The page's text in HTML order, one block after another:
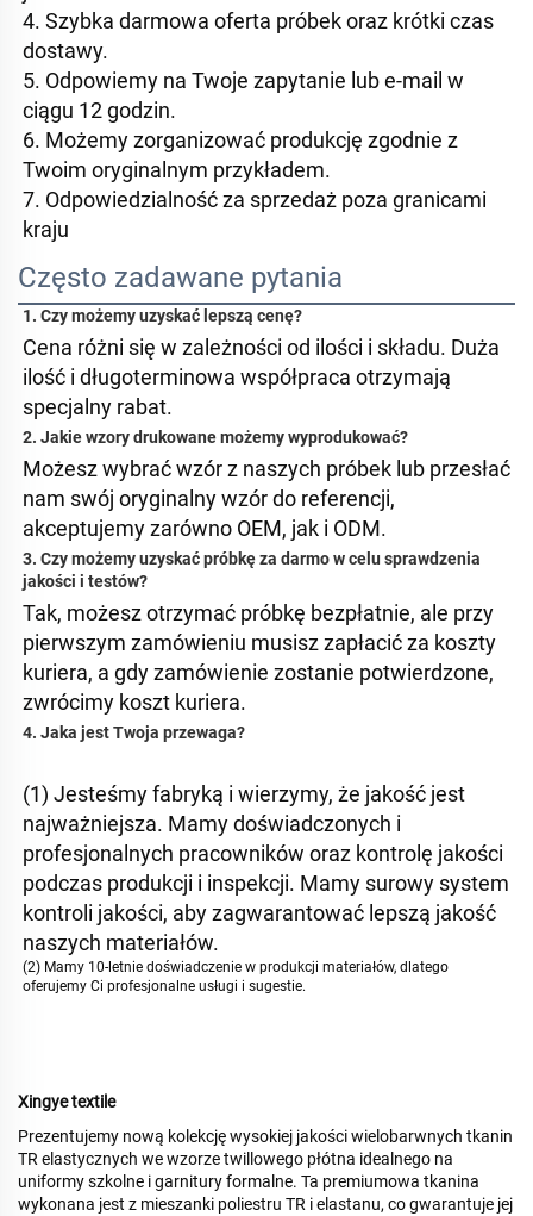
4. Szybka darmowa oferta próbek oraz krótki czas
dostawy.
5. Odpowiemy na Twoje zapytanie lub e-mail w
ciągu 12 godzin.
6. Możemy zorganizować produkcję zgodnie z
Twoim oryginalnym przykładem.
7. Odpowiedzialność za sprzedaż poza granicami
kraju
Często zadawane pytania
1. Czy możemy uzyskać lepszą cenę?
Cena różni się w zależności od ilości i składu. Duża
ilość i długoterminowa współpraca otrzymają
specjalny rabat.
2. Jakie wzory drukowane możemy wyprodukować?
Możesz wybrać wzór z naszych próbek lub przesłać
nam swój oryginalny wzór do referencji,
akceptujemy zarówno OEM, jak i ODM.
3. Czy możemy uzyskać próbkę za darmo w celu sprawdzenia
jakości i testów?
Tak, możesz otrzymać próbkę bezpłatnie, ale przy
pierwszym zamówieniu musisz zapłacić za koszty
kuriera, a gdy zamówienie zostanie potwierdzone,
zwrócimy koszt kuriera.
4. Jaka jest Twoja przewaga?
(1) Jesteśmy fabryką i wierzymy, że jakość jest
najważniejsza. Mamy doświadczonych i
profesjonalnych pracowników oraz kontrolę jakości
podczas produkcji i inspekcji. Mamy surowy system
kontroli jakości, aby zagwarantować lepszą jakość
naszych materiałów.
(2) Mamy 10-letnie doświadczenie w produkcji materiałów, dlatego
oferujemy Ci profesjonalne usługi i sugestie.
Xingye textile
Prezentujemy nową kolekcję wysokiej jakości wielobarwnych tkanin
TR elastycznych we wzorze twillowego płótna idealnego na
uniformy szkolne i garnitury formalne. Ta premiumowa tkanina
wykonana jest z mieszanki poliestru TR i elastanu, co gwarantuje jej